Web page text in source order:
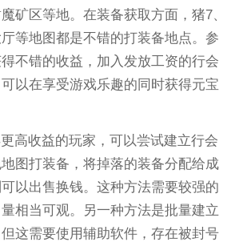
矿区等地。在装备获取方面，猪7、
等地图都是不错的打装备地点。参
不错的收益，加入发放工资的行会
以在享受游戏乐趣的同时获得元宝
高收益的玩家，可以尝试建立行会
图打装备，将掉落的装备分配给成
以出售换钱。这种方法需要较强的
相当可观。另一种方法是批量建立
这需要使用辅助软件，存在被封号